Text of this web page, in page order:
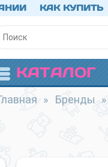
КАК КУПИТЬ
КАТАЛОГ
» Бренды »